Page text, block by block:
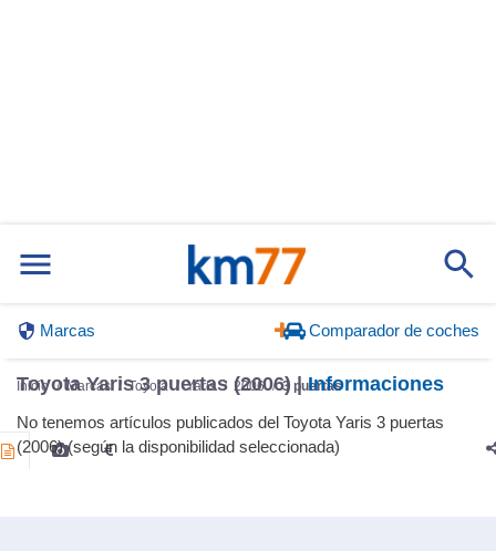
Marcas Comparador de coches
Inicio Marcas Toyota Yaris 2006 3 puertas
Toyota Yaris 3 puertas (2006) |Informaciones
No tenemos artículos publicados del Toyota Yaris 3 puertas
(2006) (según la disponibilidad seleccionada)